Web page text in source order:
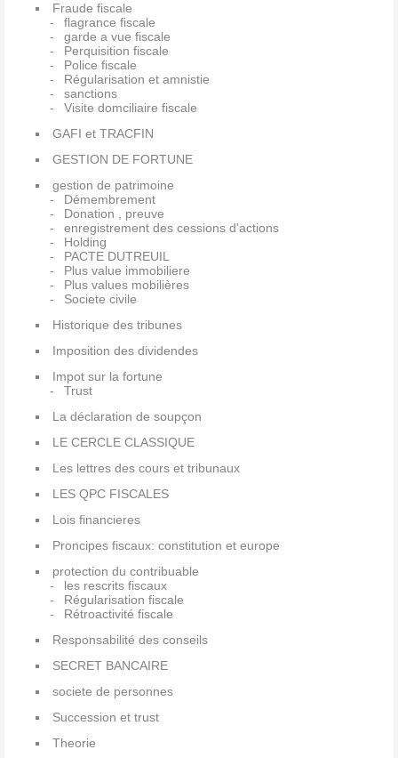
Fraude fiscale
flagrance fiscale
garde a vue fiscale
Perquisition fiscale
Police fiscale
Régularisation et amnistie
sanctions
Visite domciliaire fiscale
GAFI et TRACFIN
GESTION DE FORTUNE
gestion de patrimoine
Démembrement
Donation , preuve
enregistrement des cessions d'actions
Holding
PACTE DUTREUIL
Plus value immobiliere
Plus values mobilières
Societe civile
Historique des tribunes
Imposition des dividendes
Impot sur la fortune
Trust
La déclaration de soupçon
LE CERCLE CLASSIQUE
Les lettres des cours et tribunaux
LES QPC FISCALES
Lois financieres
Proncipes fiscaux: constitution et europe
protection du contribuable
les rescrits fiscaux
Régularisation fiscale
Rétroactivité fiscale
Responsabilité des conseils
SECRET BANCAIRE
societe de personnes
Succession et trust
Theorie